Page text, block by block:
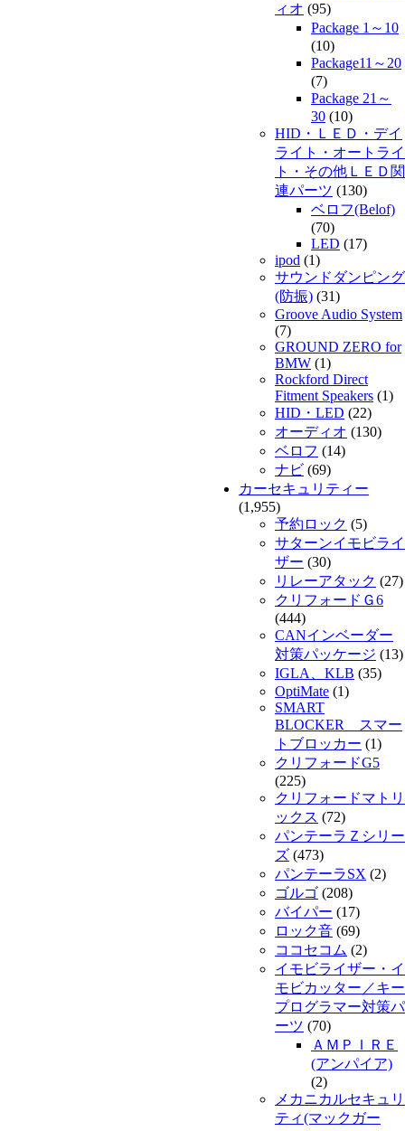
ィオ (95)
Package 1～10
(10)
Package11～20
(7)
Package 21～
30 (10)
HID・ＬＥＤ・デイ
ライト・オートライ
ト・その他ＬＥＤ関
連パーツ (130)
ベロフ(Belof)
(70)
LED (17)
ipod (1)
サウンドダンピング
(防振) (31)
Groove Audio System
(7)
GROUND ZERO for
BMW (1)
Rockford Direct
Fitment Speakers (1)
HID・LED (22)
オーディオ (130)
ベロフ (14)
ナビ (69)
カーセキュリティー
(1,955)
予約ロック (5)
サターンイモビライ
ザー (30)
リレーアタック (27)
クリフォードＧ6
(444)
CANインベーダー
対策パッケージ (13)
IGLA、KLB (35)
OptiMate (1)
SMART
BLOCKER スマー
トブロッカー (1)
クリフォードG5
(225)
クリフォードマトリ
ックス (72)
パンテーラＺシリー
ズ (473)
パンテーラSX (2)
ゴルゴ (208)
バイパー (17)
ロック音 (69)
ココセコム (2)
イモビライザー・イ
モビカッター／キー
プログラマー対策パ
ーツ (70)
ＡＭＰＩＲＥ
(アンパイア)
(2)
メカニカルセキュリ
ティ(マックガー